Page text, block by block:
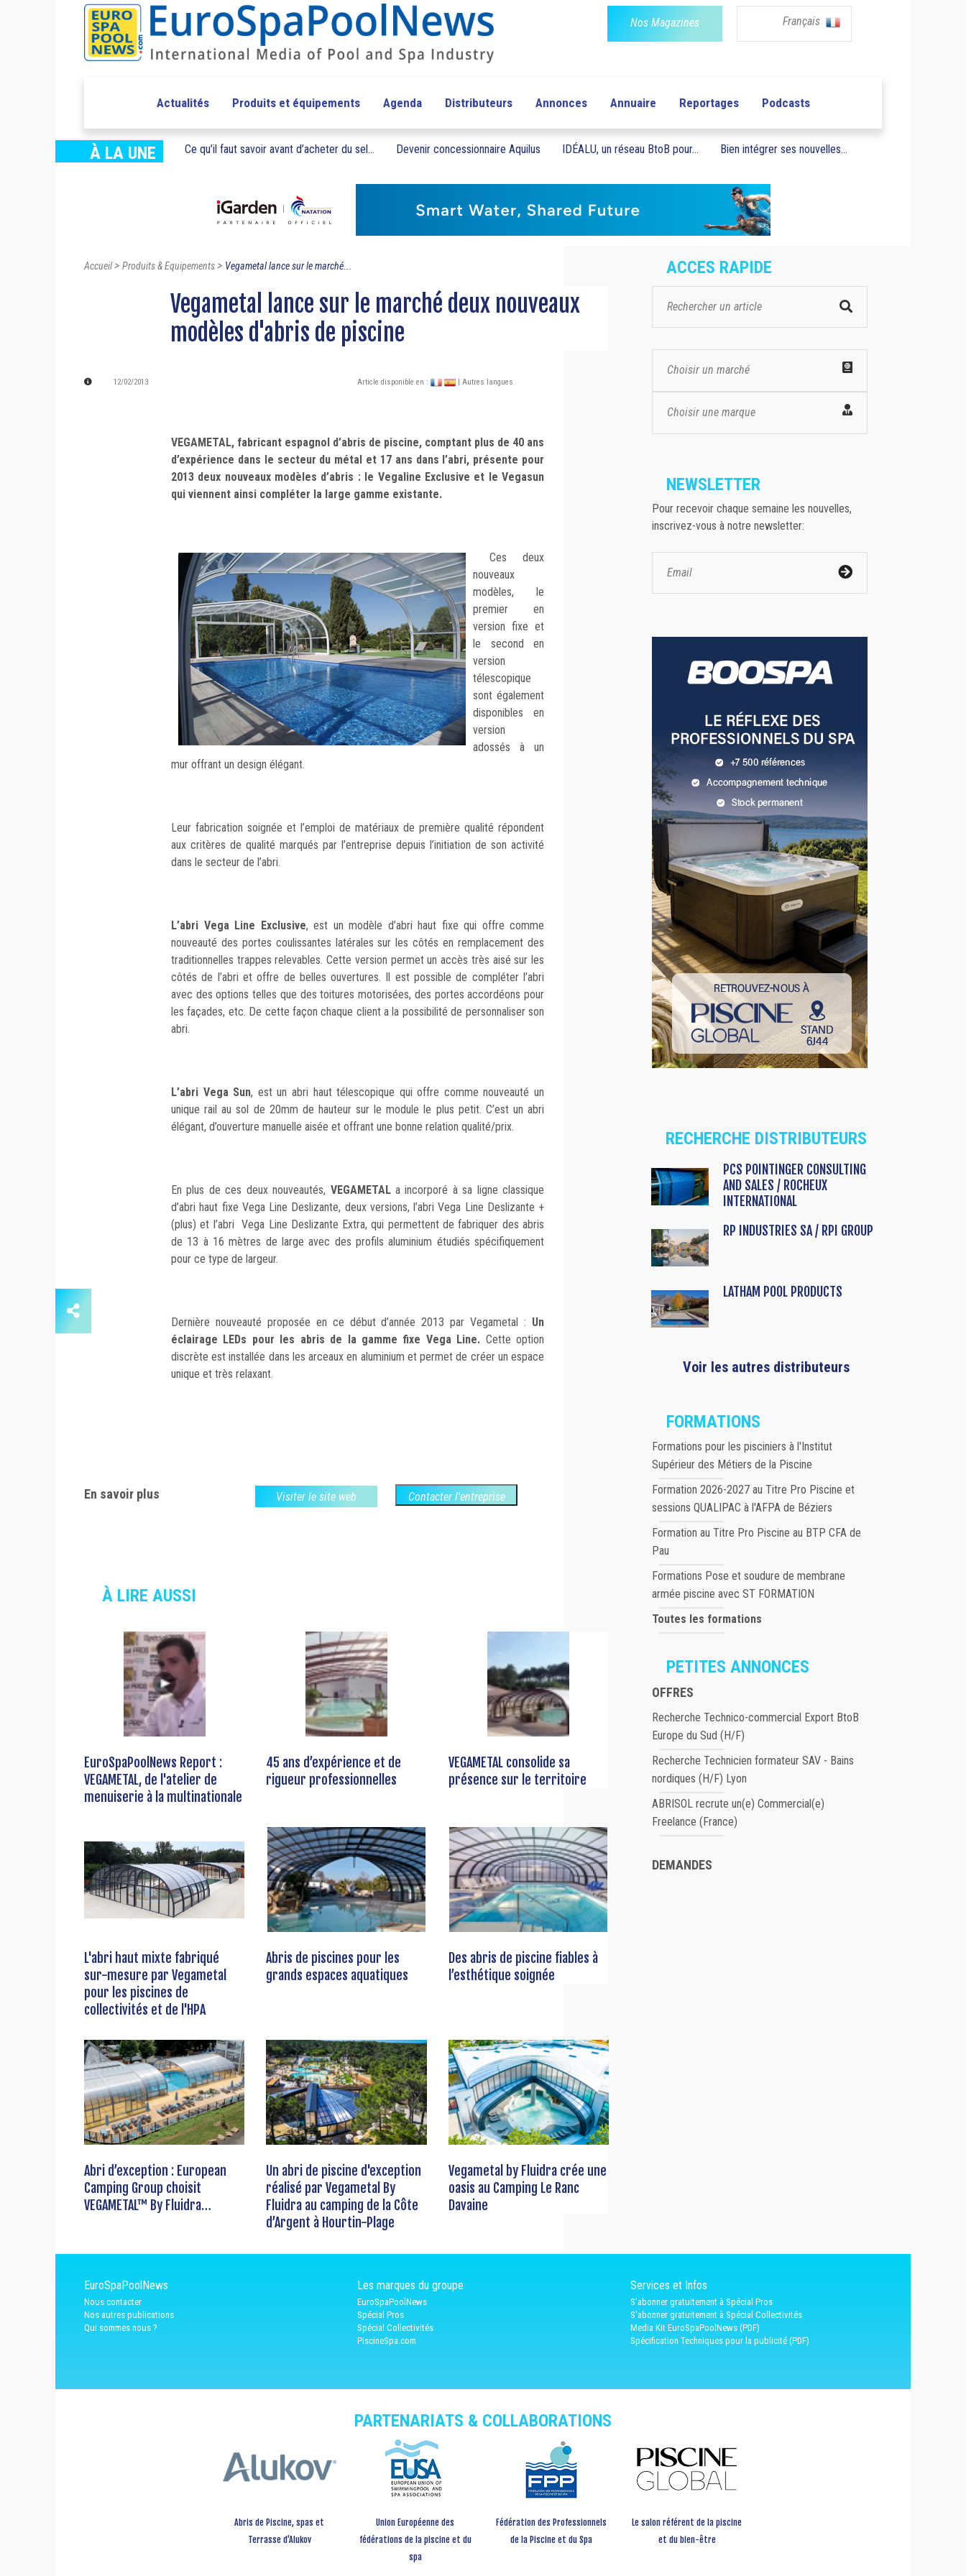
Nos Magazines Français
Actualités Produits et équipements Agenda Distributeurs Annonces Annuaire Reportages Podcasts
À LA UNE Ce qu’il faut savoir avant d’acheter du sel... Devenir concessionnaire Aquilus IDÉALU, un réseau BtoB pour... Bien intégrer ses nouvelles...
Accueil> Produits & Equipements> Vegametal lance sur le marché...
Vegametal lance sur le marché deux nouveaux
modèles d'abris de piscine
12/02/2013 Article disponible en : | Autres langues
VEGAMETAL, fabricant espagnol d’abris de piscine, comptant plus de 40 ans
d’expérience dans le secteur du métal et 17 ans dans l’abri, présente pour
2013 deux nouveaux modèles d’abris : le Vegaline Exclusive et le Vegasun
qui viennent ainsi compléter la large gamme existante.
Ces deux
nouveaux
modèles, le
premier en
version fixe et
le second en
version
télescopique
sont également
disponibles en
version
adossés à un
mur offrant un design élégant.
Leur fabrication soignée et l’emploi de matériaux de première qualité répondent
aux critères de qualité marqués par l’entreprise depuis l’initiation de son activité
dans le secteur de l’abri.
L’abri Vega Line Exclusive, est un modèle d’abri haut fixe qui offre comme
nouveauté des portes coulissantes latérales sur les côtés en remplacement des
traditionnelles trappes relevables. Cette version permet un accès très aisé sur les
côtés de l’abri et offre de belles ouvertures. Il est possible de compléter l’abri
avec des options telles que des toitures motorisées, des portes accordéons pour
les façades, etc. De cette façon chaque client a la possibilité de personnaliser son
abri.
L’abri Vega Sun, est un abri haut télescopique qui offre comme nouveauté un
unique rail au sol de 20mm de hauteur sur le module le plus petit. C’est un abri
élégant, d’ouverture manuelle aisée et offrant une bonne relation qualité/prix.
En plus de ces deux nouveautés, VEGAMETALa incorporé à sa ligne classique
d’abri haut fixe Vega Line Deslizante, deux versions, l’abri Vega Line Deslizante +
(plus) et l’abri Vega Line Deslizante Extra, qui permettent de fabriquer des abris
de 13 à 16 mètres de large avec des profils aluminium étudiés spécifiquement
pour ce type de largeur.
Dernière nouveauté proposée en ce début d’année 2013 par Vegametal : Un
éclairage LEDs pour les abris de la gamme fixe Vega Line. Cette option
discrète est installée dans les arceaux en aluminium et permet de créer un espace
unique et très relaxant.
En savoir plus Visiter le site web Contacter l'entreprise
À LIRE AUSSI
EuroSpaPoolNews Report :
VEGAMETAL, de l'atelier de
menuiserie à la multinationale
45 ans d’expérience et de
rigueur professionnelles
VEGAMETAL consolide sa
présence sur le territoire
L'abri haut mixte fabriqué
sur-mesure par Vegametal
pour les piscines de
collectivités et de l'HPA
Abris de piscines pour les
grands espaces aquatiques
Des abris de piscine fiables à
l’esthétique soignée
Abri d’exception : European
Camping Group choisit
VEGAMETAL™ By Fluidra…
Un abri de piscine d'exception
réalisé par Vegametal By
Fluidra au camping de la Côte
d’Argent à Hourtin-Plage
Vegametal by Fluidra crée une
oasis au Camping Le Ranc
Davaine
ACCES RAPIDE
Choisir un marché
Choisir une marque
NEWSLETTER
Pour recevoir chaque semaine les nouvelles,
inscrivez-vous à notre newsletter:
RECHERCHE DISTRIBUTEURS
PCS POINTINGER CONSULTING
AND SALES / ROCHEUX
INTERNATIONAL
RP INDUSTRIES SA / RPI GROUP
LATHAM POOL PRODUCTS
Voir les autres distributeurs
FORMATIONS
Formations pour les pisciniers à l'Institut
Supérieur des Métiers de la Piscine
Formation 2026-2027 au Titre Pro Piscine et
sessions QUALIPAC à l'AFPA de Béziers
Formation au Titre Pro Piscine au BTP CFA de
Pau
Formations Pose et soudure de membrane
armée piscine avec ST FORMATION
Toutes les formations
PETITES ANNONCES
OFFRES
Recherche Technico-commercial Export BtoB
Europe du Sud (H/F)
Recherche Technicien formateur SAV - Bains
nordiques (H/F) Lyon
ABRISOL recrute un(e) Commercial(e)
Freelance (France)
DEMANDES
EuroSpaPoolNews
Nous contacter
Nos autres publications
Qui sommes nous ?
Les marques du groupe
EuroSpaPoolNews
Spécial Pros
Spécial Collectivités
PiscineSpa.com
Services et Infos
S'abonner gratuitement à Spécial Pros
S'abonner gratuitement à Spécial Collectivités
Media Kit EuroSpaPoolNews (PDF)
Spécification Techniques pour la publicité (PDF)
PARTENARIATS & COLLABORATIONS
Abris de Piscine, spas et
Terrasse d’Alukov
Union Européenne des
fédérations de la piscine et du
spa
Fédération des Professionnels
de la Piscine et du Spa
Le salon référent de la piscine
et du bien-être